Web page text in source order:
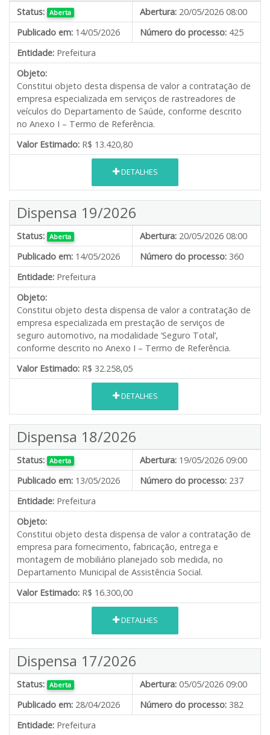
Status: Aberta Abertura: 20/05/2026 08:00
Publicado em: 14/05/2026 Número do processo: 425
Entidade: Prefeitura
Objeto:
Constitui objeto desta dispensa de valor a contratação de
empresa especializada em serviços de rastreadores de
veículos do Departamento de Saúde, conforme descrito
no Anexo I – Termo de Referência.
Valor Estimado: R$ 13.420,80
DETALHES
Dispensa 19/2026
Status: Aberta Abertura: 20/05/2026 08:00
Publicado em: 14/05/2026 Número do processo: 360
Entidade: Prefeitura
Objeto:
Constitui objeto desta dispensa de valor a contratação de
empresa especializada em prestação de serviços de
seguro automotivo, na modalidade ‘Seguro Total’,
conforme descrito no Anexo I – Termo de Referência.
Valor Estimado: R$ 32.258,05
DETALHES
Dispensa 18/2026
Status: Aberta Abertura: 19/05/2026 09:00
Publicado em: 13/05/2026 Número do processo: 237
Entidade: Prefeitura
Objeto:
Constitui objeto desta dispensa de valor a contratação de
empresa para fornecimento, fabricação, entrega e
montagem de mobiliário planejado sob medida, no
Departamento Municipal de Assistência Social.
Valor Estimado: R$ 16.300,00
DETALHES
Dispensa 17/2026
Status: Aberta Abertura: 05/05/2026 09:00
Publicado em: 28/04/2026 Número do processo: 382
Entidade: Prefeitura